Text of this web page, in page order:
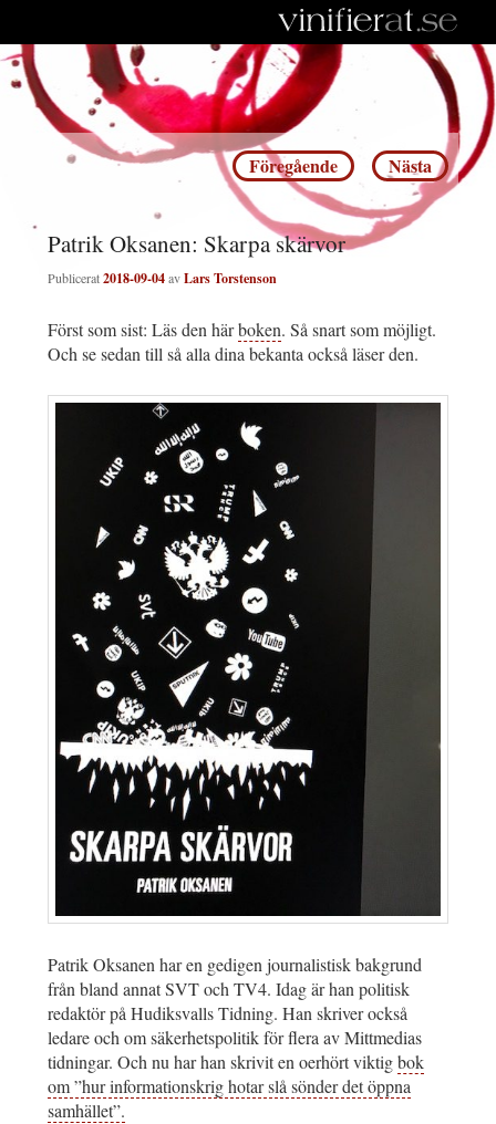
Inläggsnavigering
Föregående Nästa
Patrik Oksanen: Skarpa skärvor
Publicerat2018-09-04avLars Torstenson
Först som sist: Läs den härboken. Så snart som möjligt.
Och se sedan till så alla dina bekanta också läser den.
Patrik Oksanen har en gedigen journalistisk bakgrund
från bland annat SVT och TV4. Idag är han politisk
redaktör på Hudiksvalls Tidning. Han skriver också
ledare och om säkerhetspolitik för flera av Mittmedias
tidningar. Och nu har han skrivit en oerhört viktigbok
om ”hur informationskrig hotar slå sönder det öppna
samhället”.